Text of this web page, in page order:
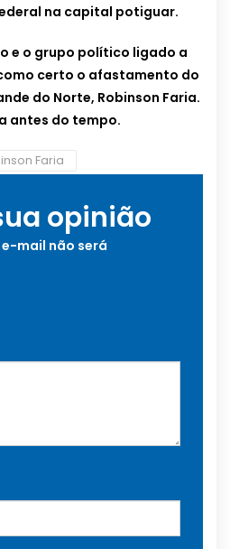
na capital potiguar.
e o grupo político ligado a
certo o afastamento do
do Norte, Robinson Faria.
antes do tempo.
Faria
opinião
e-mail não será